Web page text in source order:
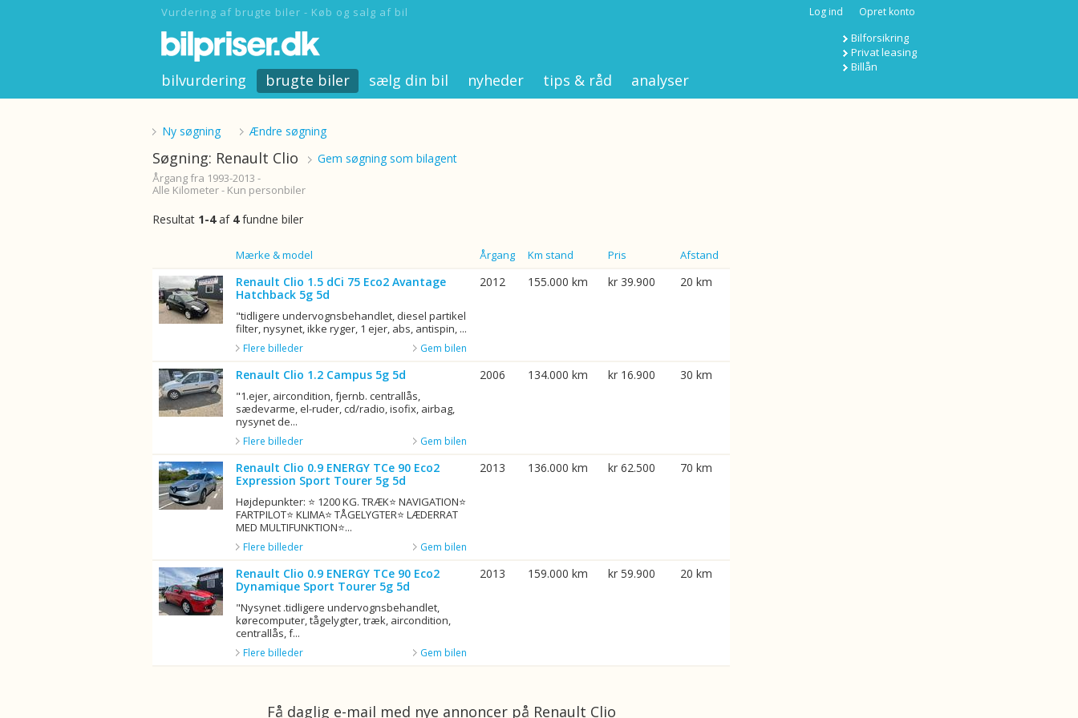
Vurdering af brugte biler - Køb og salg af bil Log ind Opret konto
Bilforsikring
Privat leasing
Billån
bilvurdering brugte biler sælg din bil nyheder tips & råd analyser
Ny søgning Ændre søgning
Søgning: Renault Clio Gem søgning som bilagent
Årgang fra 1993-2013 -
Alle Kilometer - Kun personbiler
Resultat 1-4af 4fundne biler
Mærke & model Årgang Km stand Pris Afstand
Renault Clio 1.5 dCi 75 Eco2 Avantage
Hatchback 5g 5d
"tidligere undervognsbehandlet, diesel partikel
filter, nysynet, ikke ryger, 1 ejer, abs, antispin, ...
Gem bilen
Flere billeder
2012 155.000 km kr 39.900 20 km
Renault Clio 1.2 Campus 5g 5d
"1.ejer, aircondition, fjernb. centrallås,
sædevarme, el-ruder, cd/radio, isofix, airbag,
nysynet de...
Gem bilen
Flere billeder
2006 134.000 km kr 16.900 30 km
Renault Clio 0.9 ENERGY TCe 90 Eco2
Expression Sport Tourer 5g 5d
Højdepunkter: ⭐ 1200 KG. TRÆK⭐ NAVIGATION⭐
FARTPILOT⭐ KLIMA⭐ TÅGELYGTER⭐ LÆDERRAT
MED MULTIFUNKTION⭐...
Gem bilen
Flere billeder
2013 136.000 km kr 62.500 70 km
Renault Clio 0.9 ENERGY TCe 90 Eco2
Dynamique Sport Tourer 5g 5d
"Nysynet .tidligere undervognsbehandlet,
kørecomputer, tågelygter, træk, aircondition,
centrallås, f...
Gem bilen
Flere billeder
2013 159.000 km kr 59.900 20 km
Få daglig e-mail med nye annoncer på Renault Clio